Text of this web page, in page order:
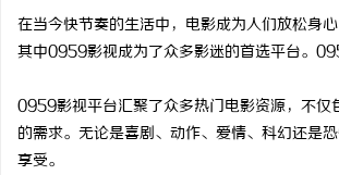
在当今快节奏的生活中，电影成为人们放松身
其中0959影视成为了众多影迷的首选平台。
0959影视平台汇聚了众多热门电影资源，不仅
的需求。无论是喜剧、动作、爱情、科幻还是
享受。